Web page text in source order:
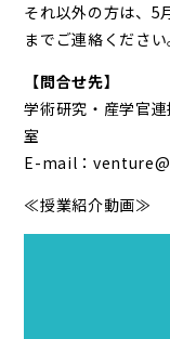
それ以外の方は、5
までご連絡くださ
【問合せ先】
学術研究・産学官
室
E-mail：
≪授業紹介動画≫